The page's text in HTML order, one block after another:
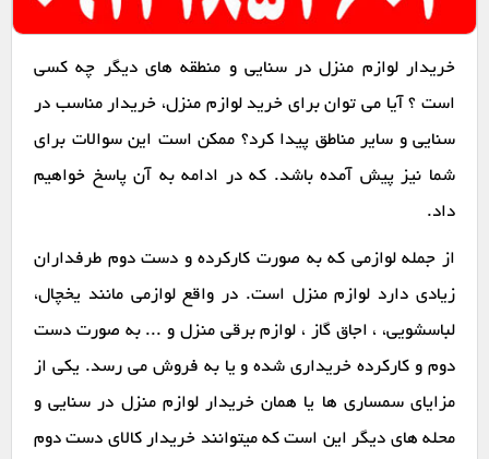
خریدار لوازم منزل در سنایی و منطقه های دیگر چه کسی
است ؟ آیا می توان برای خرید لوازم منزل، خریدار مناسب در
سنایی و سایر مناطق پیدا کرد؟ ممکن است این سوالات برای
شما نیز پیش آمده باشد. که در ادامه به آن پاسخ خواهیم
داد.
از جمله لوازمی که به صورت کارکرده و دست دوم طرفداران
زیادی دارد لوازم منزل است. در واقع لوازمی مانند یخچال،
لباسشویی، ، اجاق گاز ، لوازم برقی منزل و ... به صورت دست
دوم و کارکرده خریداری شده و یا به فروش می رسد. یکی از
مزایای سمساری ها یا همان خریدار لوازم منزل در سنایی و
محله های دیگر این است که میتوانند خریدار کالای دست دوم